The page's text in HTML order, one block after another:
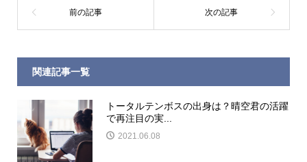
関連記事一覧
トータルテンボスの出身は？晴空君の活躍
で再注目の実...
2021.06.08